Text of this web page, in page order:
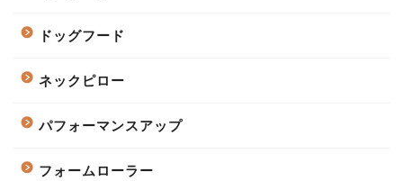
ドッグフード
ネックピロー
パフォーマンスアップ
フォームローラー